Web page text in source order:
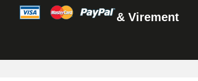
Ajouter au panier
& Virement